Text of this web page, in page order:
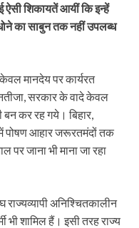
ऐसी शिकायतें आयीं कि इन्हें
का साबुन तक नहीं उपलब्‍ध
मानदेय पर कार्यरत
सरकार के वादे केवल
कर रह गये। बिहार,
पोषण आहार जरूरतमंदों तक
पर जाना भी माना जा रहा
राज्यव्यापी अनिश्चितकालीन
शामिल हैं। इसी तरह राज्य